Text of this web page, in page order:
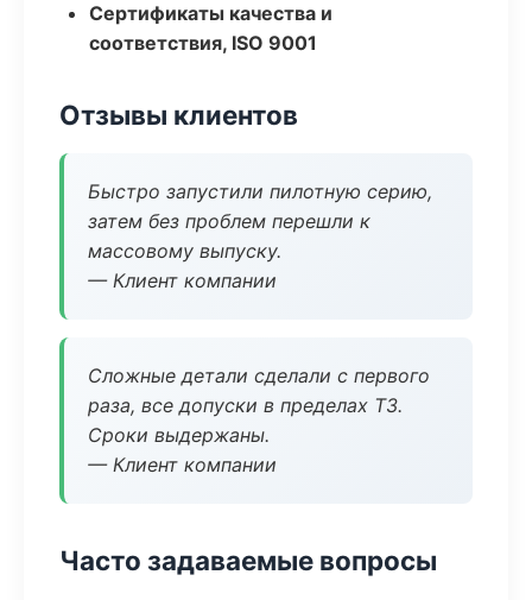
Сертификаты качества и
соответствия, ISO 9001
Отзывы клиентов
Быстро запустили пилотную серию,
затем без проблем перешли к
массовому выпуску.
— Клиент компании
Сложные детали сделали с первого
раза, все допуски в пределах ТЗ.
Сроки выдержаны.
— Клиент компании
Часто задаваемые вопросы